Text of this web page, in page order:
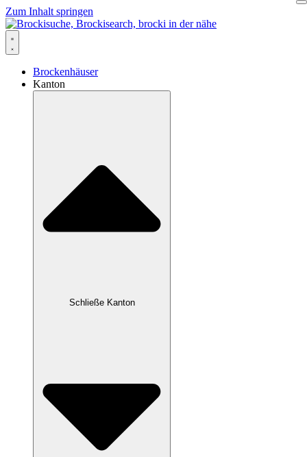
Zum Inhalt springen
Brockenhäuser
Kanton
Schließe Kanton